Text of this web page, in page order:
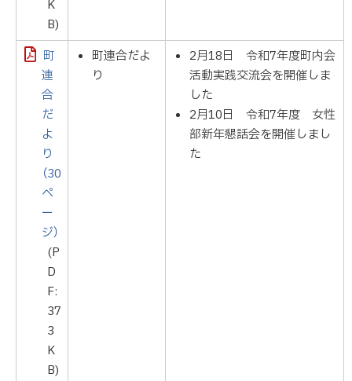
K
B)
町
連
合
だ
よ
り
（30
ペ
ー
ジ）
(P
D
F:
37
3
K
B)
町連合だよ
り
2月18日 令和7年度町内会
活動実践交流会を開催しま
した
2月10日 令和7年度 女性
部新年懇話会を開催しまし
た